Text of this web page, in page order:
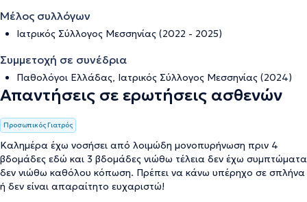
Μέλος συλλόγων
Ιατρικός Σύλλογος Μεσσηνίας (2022 - 2025)
Συμμετοχή σε συνέδρια
Παθολόγοι Ελλάδας, Ιατρικός Σύλλογος Μεσσηνίας (2024)
Απαντήσεις σε ερωτήσεις ασθενών
Προσωπικός Γιατρός
Καλημέρα έχω νοσήσει από λοιμώδη μονοπυρήνωση πριν 4
βδομάδες εδώ και 3 βδομάδες νιώθω τέλεια δεν έχω συμπτώματα
δεν νιώθω καθόλου κόπωση. Πρέπει να κάνω υπέρηχο σε σπλήνα
ή δεν είναι απαραίτητο ευχαριστώ!